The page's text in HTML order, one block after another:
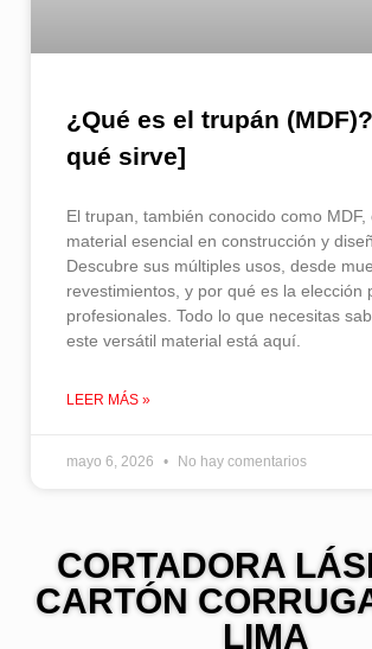
¿Qué es el trupán
qué sirve]
El trupan, también conocido como MDF,
material esencial en construcción y
Descubre sus múltiples usos, desde
revestimientos, y por qué es la elección
profesionales. Todo lo que necesitas
este versátil material está aquí.
LEER MÁS »
mayo 6, 2026 No hay comentarios
CORTADORA
CARTÓN
LIMA